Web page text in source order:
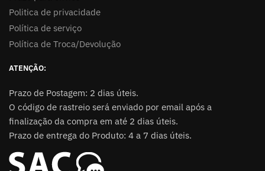
Politica de privacidade
Política de serviço
Política de Troca/Devolução
ATENÇÃO:
Prazo de Postagem: 2 dias úteis.
O código de rastreio será enviado por email após a
finalização da compra em até 2 dias úteis.
Prazo de entrega do Produto: 4 a 7 dias úteis.